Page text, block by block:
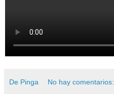
De Pinga No hay comentarios: